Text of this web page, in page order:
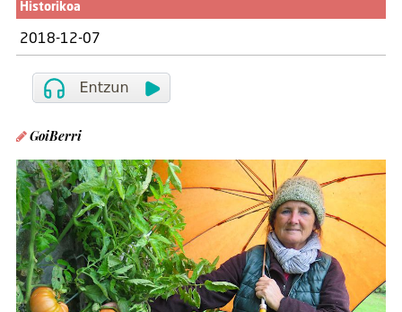
Historikoa
2018-12-07
GoiBerri